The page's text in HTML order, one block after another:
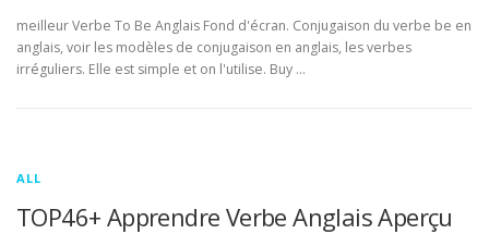
meilleur Verbe To Be Anglais Fond d'écran. Conjugaison du verbe be en
anglais, voir les modèles de conjugaison en anglais, les verbes
irréguliers. Elle est simple et on l'utilise. Buy …
ALL
TOP46+ Apprendre Verbe Anglais Aperçu